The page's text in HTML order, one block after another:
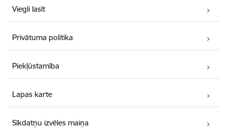
Viegli lasīt
Privātuma politika
Piekļūstamība
Lapas karte
Sīkdatņu izvēles maiņa